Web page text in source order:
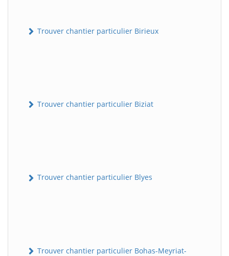
Trouver chantier particulier Birieux
Trouver chantier particulier Biziat
Trouver chantier particulier Blyes
Trouver chantier particulier Bohas-Meyriat-